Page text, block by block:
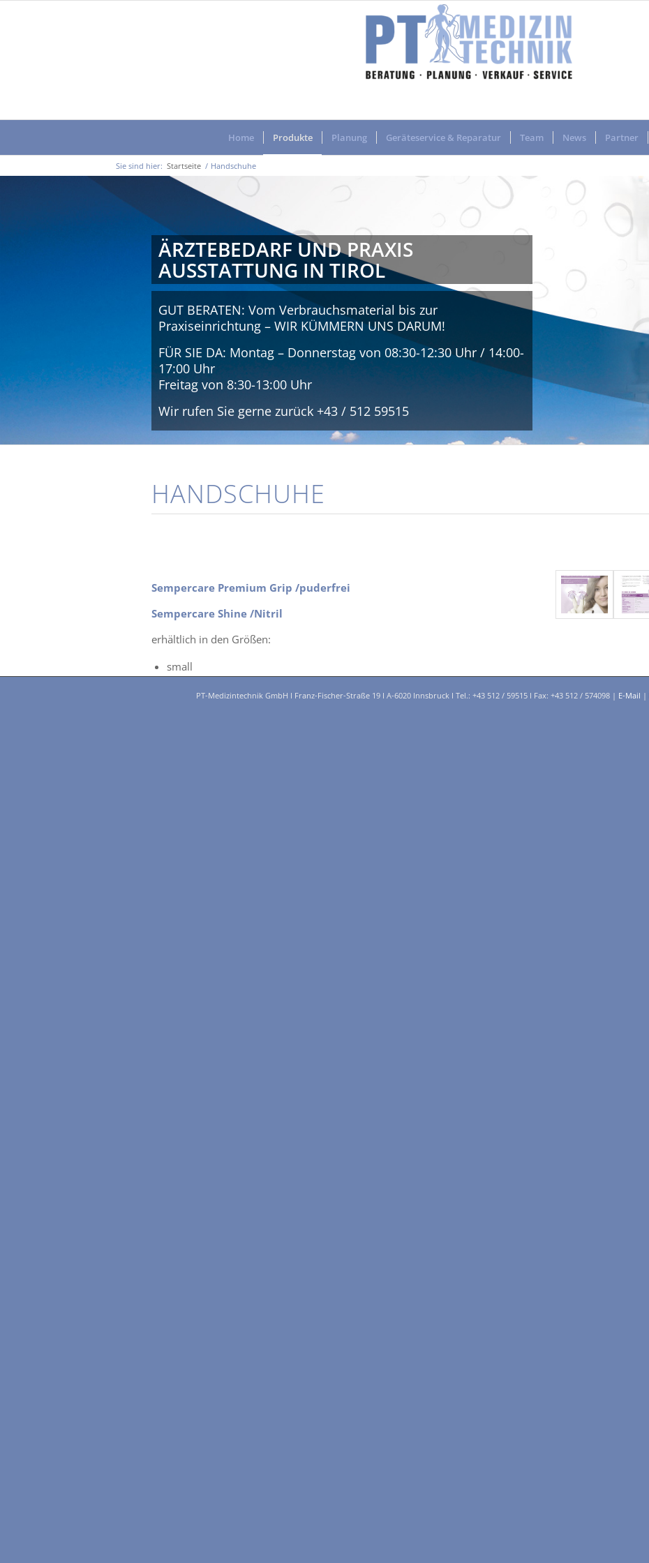
Home Produkte Planung Geräteservice & Reparatur Team News Partner
Sie sind hier: Startseite / Handschuhe
ÄRZTEBEDARF UND PRAXIS
AUSSTATTUNG IN TIROL
GUT BERATEN: Vom Verbrauchsmaterial bis zur
Praxiseinrichtung – WIR KÜMMERN UNS DARUM!
FÜR SIE DA: Montag – Donnerstag von 08:30-12:30 Uhr / 14:00-
17:00 Uhr
Freitag von 8:30-13:00 Uhr
Wir rufen Sie gerne zurück +43 / 512 59515
HANDSCHUHE
Sempercare Premium Grip /puderfrei
Sempercare Shine /Nitril
erhältlich in den Größen:
small
PT-Medizintechnik GmbH I Franz-Fischer-Straße 19 I A-6020 Innsbruck I Tel.: +43 512 / 59515 I Fax: +43 512 / 574098 | E-Mail |